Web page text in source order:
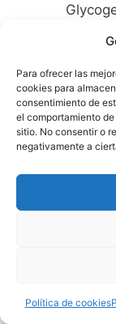
Para ofrecer las
cookies para
consentimiento de
el comportamiento
sitio. No consentir o
negativamente a
Política de cookies
2011,55
et al.
Lledo